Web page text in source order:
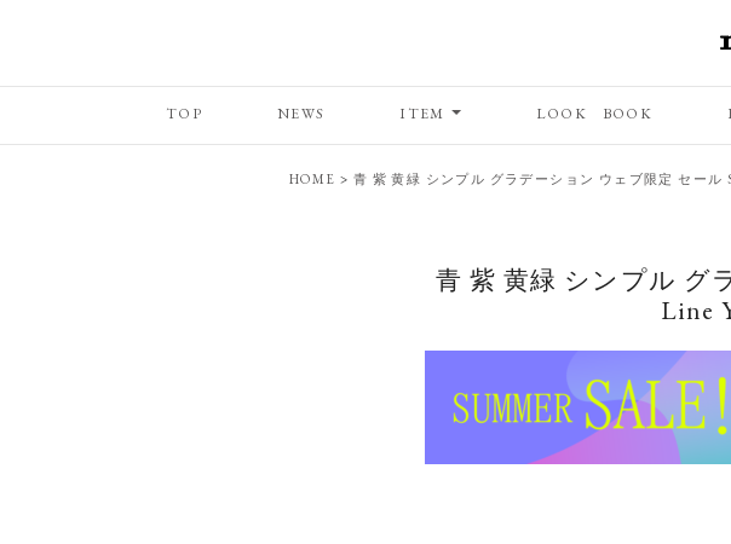
TOP NEWS ITEM LOOK BOOK
HOME > 青 紫 黄緑 シンプル グラデーション ウェブ限定 セール
青 紫 黄緑 シンプル グ
Line